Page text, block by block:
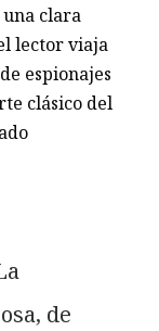
clara
lector viaja
espionajes
clásico del
de